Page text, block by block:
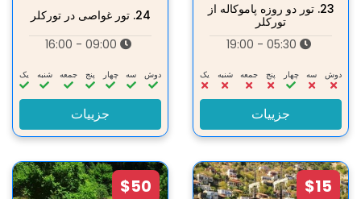
23. تور دو روزه پاموکاله از
تورکلر
دوش سه‌ چهار پنج جمعه شنبه یک
جزییات
24. تور غواصی در تورکلر
دوش سه‌ چهار پنج جمعه شنبه یک
جزییات
$15
$50